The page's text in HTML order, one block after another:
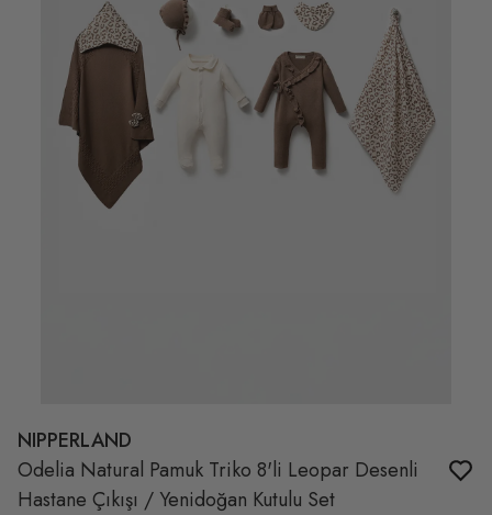
NIPPERLAND
Odelia Natural Pamuk Triko 8'li Leopar Desenli
Hastane Çıkışı / Yenidoğan Kutulu Set